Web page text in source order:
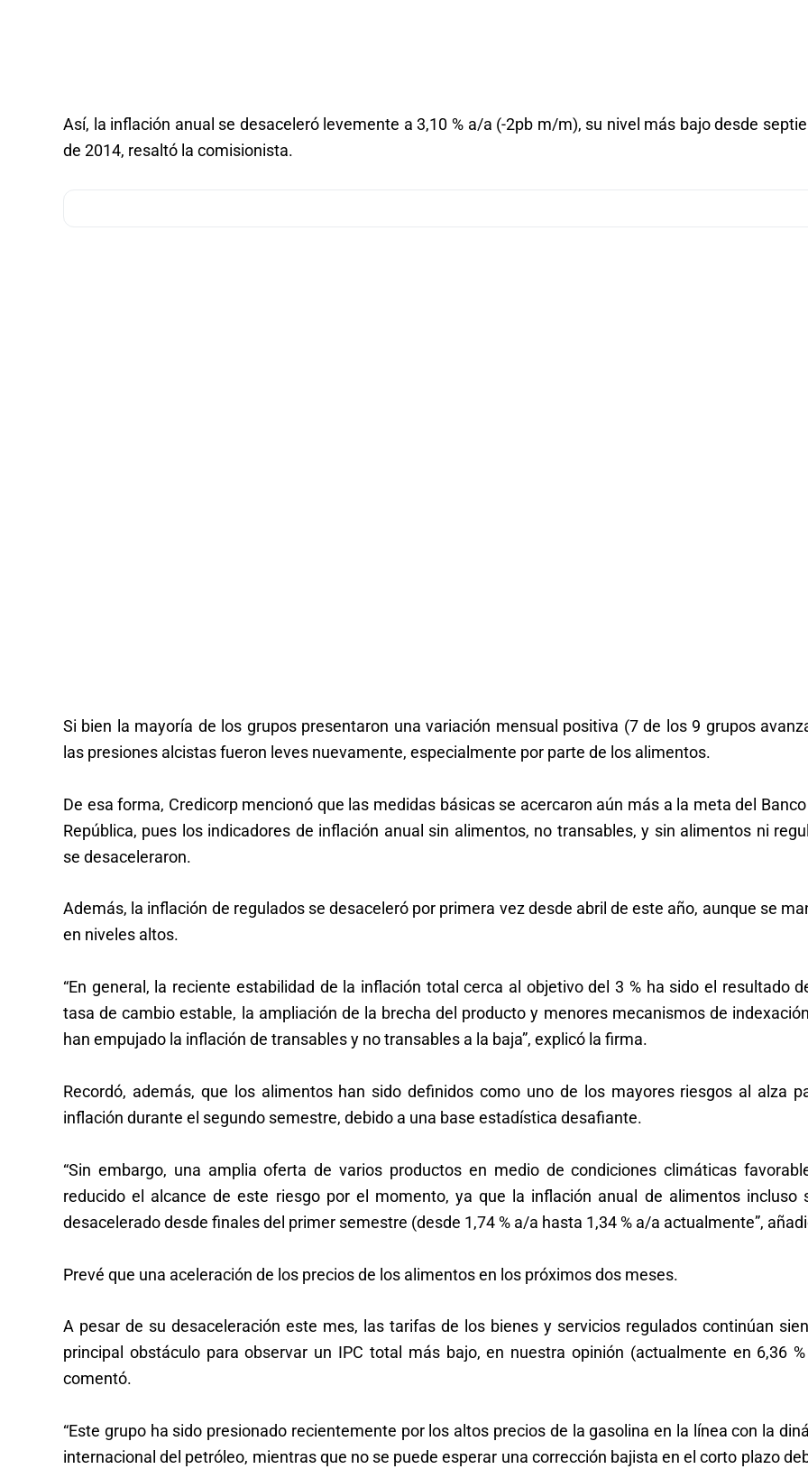
Así, la inflación anual se desaceleró levemente a 3,10 % a/a (-2pb m/m), su nivel más bajo desde
de 2014, resaltó la comisionista.
Si bien la mayoría de los grupos presentaron una variación mensual positiva (7 de los 9 grupos
las presiones alcistas fueron leves nuevamente, especialmente por parte de los alimentos.
De esa forma, Credicorp mencionó que las medidas básicas se acercaron aún más a la meta del
República, pues los indicadores de inflación anual sin alimentos, no transables, y sin alimentos ni
se desaceleraron.
Además, la inflación de regulados se desaceleró por primera vez desde abril de este año, aunque se
en niveles altos.
“En general, la reciente estabilidad de la inflación total cerca al objetivo del 3 % ha sido el resultado
tasa de cambio estable, la ampliación de la brecha del producto y menores mecanismos de
han empujado la inflación de transables y no transables a la baja”, explicó la firma.
Recordó, además, que los alimentos han sido definidos como uno de los mayores riesgos al alza
inflación durante el segundo semestre, debido a una base estadística desafiante.
“Sin embargo, una amplia oferta de varios productos en medio de condiciones climáticas
reducido el alcance de este riesgo por el momento, ya que la inflación anual de alimentos incluso
desacelerado desde finales del primer semestre (desde 1,74 % a/a hasta 1,34 % a/a actualmente”,
Prevé que una aceleración de los precios de los alimentos en los próximos dos meses.
A pesar de su desaceleración este mes, las tarifas de los bienes y servicios regulados continúan
principal obstáculo para observar un IPC total más bajo, en nuestra opinión (actualmente en 6,36
comentó.
“Este grupo ha sido presionado recientemente por los altos precios de la gasolina en la línea con la
internacional del petróleo, mientras que no se puede esperar una corrección bajista en el corto plazo